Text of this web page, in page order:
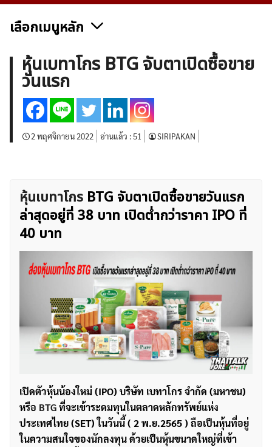
ค้นหา
สำหรับ:
เลือกเมนูหลัก
ข่าวฟอเร็กซ์และสกุลเงิน คริปโตเคอร์เรนซี
ฟรีซิกแนล รายวัน
บทวิเคราะห์
เศรษฐกิจทั่วไป
สินค้าโภคภัณฑ์
โบรกเกอร์ FX
โปรโมชั่น Forex
กองทุน Forex
ฟรี EA
หุ้นเบทาโกร BTG จับตาเปิดซื้อขาย
วันแรก
2 พฤศจิกายน 2022 อ่านแล้ว :51 SIRIPAKAN
หุ้นเบทาโกร BTG จับตาเปิดซื้อขายวันแรก
ล่าสุดอยู่ที่ 38 บาท เปิดต่ำกว่าราคา IPO ที่
40 บาท
เปิดตัวหุ้นน้องใหม่ (IPO) บริษัท เบทาโกร จำกัด (มหาชน)
หรือ BTGที่จะเข้าระดมทุนในตลาดหลักทรัพย์แห่ง
ประเทศไทย (SET) ในวันนี้ ( 2 พ.ย.2565 ) ถือเป็นหุ้นที่อยู่
ในความสนใจของนักลงทุน ด้วยเป็นหุ้นขนาดใหญ่ที่เข้า